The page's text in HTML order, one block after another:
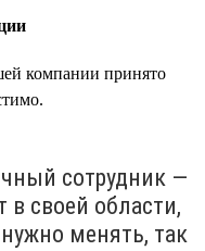
компании принято
сотрудник —
в своей области,
менять, так